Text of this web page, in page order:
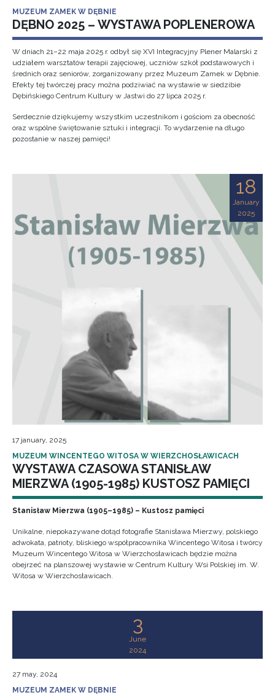
MUZEUM ZAMEK W DĘBNIE
DĘBNO 2025 – WYSTAWA POPLENEROWA
W dniach 21–22 maja 2025 r. odbył się XVI Integracyjny Plener Malarski z
udziałem warsztatów terapii zajęciowej, uczniów szkół podstawowych i
średnich oraz seniorów, zorganizowany przez Muzeum Zamek w Dębnie.
Efekty tej twórczej pracy można podziwiać na wystawie w siedzibie
Dębińskiego Centrum Kultury w Jastwi do 27 lipca 2025 r.
Serdecznie dziękujemy wszystkim uczestnikom i gościom za obecność
oraz wspólne świętowanie sztuki i integracji. To wydarzenie na długo
pozostanie w naszej pamięci!
18
January
2025
17 january, 2025
MUZEUM WINCENTEGO WITOSA W WIERZCHOSŁAWICACH
WYSTAWA CZASOWA STANISŁAW
MIERZWA (1905-1985) KUSTOSZ PAMIĘCI
Stanisław Mierzwa (1905–1985) – Kustosz pamięci
Unikalne, niepokazywane dotąd fotografie Stanisława Mierzwy, polskiego
adwokata, patrioty, bliskiego współpracownika Wincentego Witosa i twórcy
Muzeum Wincentego Witosa w Wierzchosławicach będzie można
obejrzeć na planszowej wystawie w Centrum Kultury Wsi Polskiej im. W.
Witosa w Wierzchosławicach.
3
June
2024
27 may, 2024
MUZEUM ZAMEK W DĘBNIE